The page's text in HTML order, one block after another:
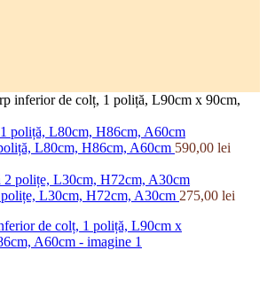
inferior de colț, 1 poliță, L90cm x 90cm,
L80cm, H86cm, A60cm 590,00 lei
L30cm, H72cm, A30cm 275,00 lei